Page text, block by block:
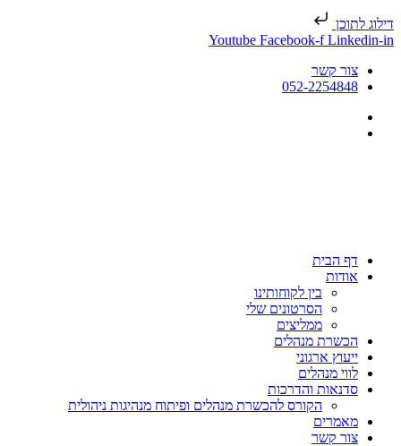
דילוג לתוכן
Youtube Facebook-f Linkedin-in
צור קשר
052-2254848
דף הבית
אודות
בין לקוחותינו
הסרטונים שלי
ממליצים
הכשרת מנהלים
ייעוץ ארגוני
לווי מנהלים
סדנאות והדרכות
הקורס להכשרת מנהלים ופיתוח מנהיגות ניהולית
מאמרים
צור קשר